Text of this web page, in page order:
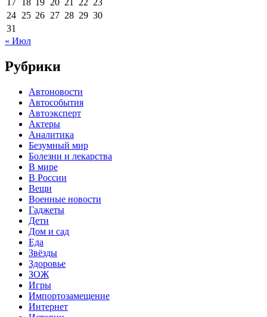
17 18 19 20 21 22 23
24 25 26 27 28 29 30
31
« Июл
Рубрики
Автоновости
Автособытия
Автоэксперт
Актеры
Аналитика
Безумный мир
Болезни и лекарства
В мире
В России
Вещи
Военные новости
Гаджеты
Дети
Дом и сад
Еда
Звёзды
Здоровье
ЗОЖ
Игры
Импортозамещение
Интернет